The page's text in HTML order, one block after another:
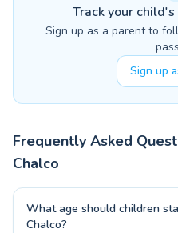
Track your
Sign up as a parent to
Sign up
Frequently Asked
Chalco
What age should children
Chalco?